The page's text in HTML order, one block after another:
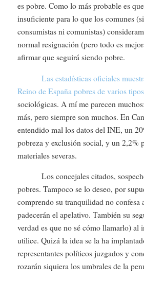
es pobre. Como lo más probable es
insuficiente para lo que los comunes
consumistas ni comunistas)
normal resignación (pero todo es
afirmar que seguirá siendo pobre.
Las estadísticas oficiales
Reino de España pobres de varios tipos
sociológicas. A mí me parecen
más, pero siempre son muchos. En
entendido mal los datos del INE, un
pobreza y exclusión social, y un 2,2%
materiales severas.
Los concejales citados,
pobres. Tampoco se lo deseo, por
comprendo su tranquilidad no confesa
padecerán el apelativo. También su
verdad es que no sé cómo llamarlo) al
utilice. Quizá la idea se la ha
representantes políticos juzgados y
rozarán siquiera los umbrales de la